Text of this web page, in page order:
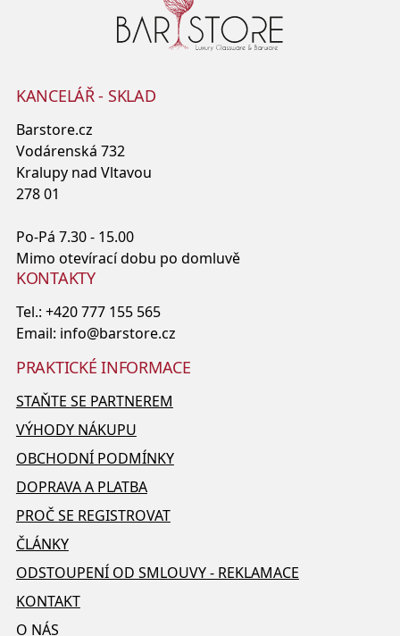
KANCELÁŘ - SKLAD
Barstore.cz
Vodárenská 732
Kralupy nad Vltavou
278 01
Po-Pá 7.30 - 15.00
Mimo otevírací dobu po domluvě
KONTAKTY
Tel.: +420 777 155 565
Email: info@barstore.cz
PRAKTICKÉ INFORMACE
STAŇTE SE PARTNEREM
VÝHODY NÁKUPU
OBCHODNÍ PODMÍNKY
DOPRAVA A PLATBA
PROČ SE REGISTROVAT
ČLÁNKY
ODSTOUPENÍ OD SMLOUVY - REKLAMACE
KONTAKT
O NÁS